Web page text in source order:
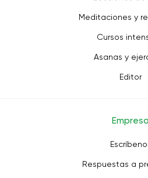
Meditaciones y
Cursos
Asanas y
Editor
Empresa
Respuestas a